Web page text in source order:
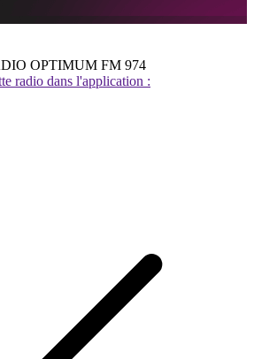
OPTIMUM FM 974
radio dans l'application :